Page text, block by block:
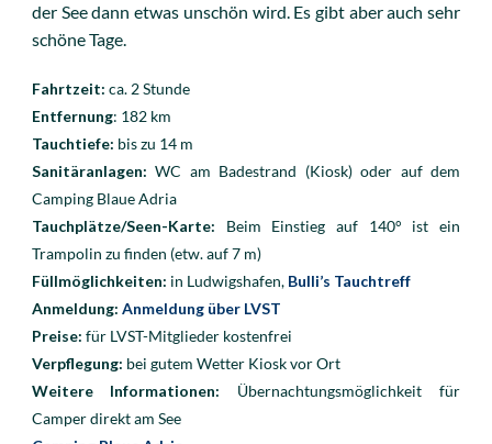
der See dann etwas unschön wird. Es gibt aber auch sehr
schöne Tage.
Fahrtzeit: ca. 2 Stunde
Entfernung: 182 km
Tauchtiefe: bis zu 14 m
Sanitäranlagen: WC am Badestrand (Kiosk) oder auf dem
Camping Blaue Adria
Tauchplätze/Seen-Karte: Beim Einstieg auf 140° ist ein
Trampolin zu finden (etw. auf 7 m)
Füllmöglichkeiten: in Ludwigshafen, Bulli’s Tauchtreff
Anmeldung: Anmeldung über LVST
Preise: für LVST-Mitglieder kostenfrei
Verpflegung: bei gutem Wetter Kiosk vor Ort
Weitere Informationen: Übernachtungsmöglichkeit für
Camper direkt am See